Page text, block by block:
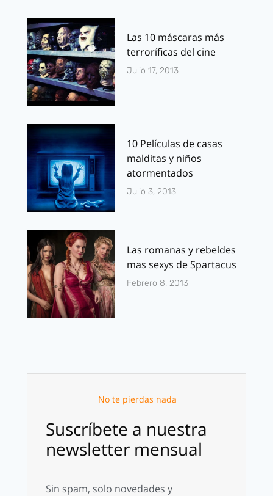
Las 10 máscaras más
terroríficas del cine
Julio 17, 2013
10 Películas de casas
malditas y niños
atormentados
Julio 3, 2013
Las romanas y rebeldes
mas sexys de Spartacus
Febrero 8, 2013
No te pierdas nada
Suscríbete a nuestra
newsletter mensual
Sin spam, solo novedades y